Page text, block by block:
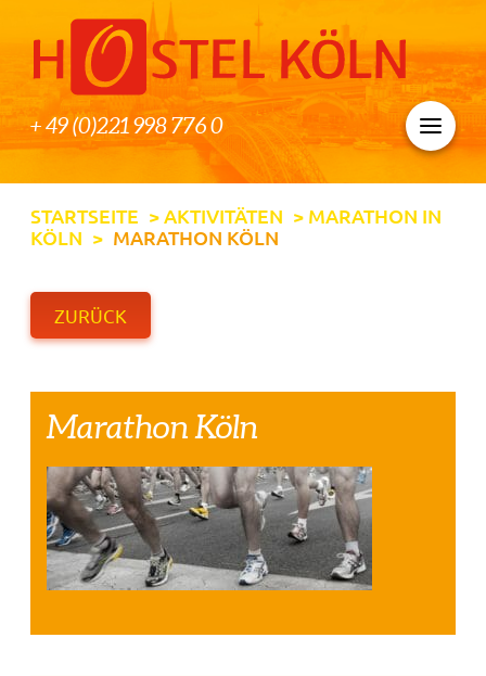
+ 49 (0)221 998 776 0
STARTSEITE >AKTIVITÄTEN > MARATHON IN
KÖLN > MARATHON KÖLN
ZURÜCK
Marathon Köln